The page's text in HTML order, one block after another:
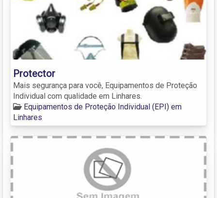
Protector
Mais segurança para você, Equipamentos de Proteção
Individual com qualidade em Linhares.
Equipamentos de Proteção Individual (EPI) em
Linhares